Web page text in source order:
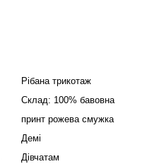
Рібана трикотаж
Склад: 100% бавовна
принт рожева смужка
Демі
Дівчатам